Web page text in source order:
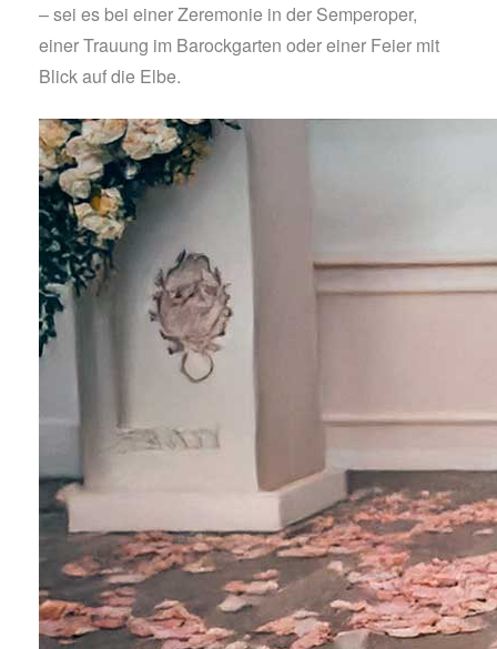
– sei es bei einer Zeremonie in der Semperoper,
einer Trauung im Barockgarten oder einer Feier mit
Blick auf die Elbe.